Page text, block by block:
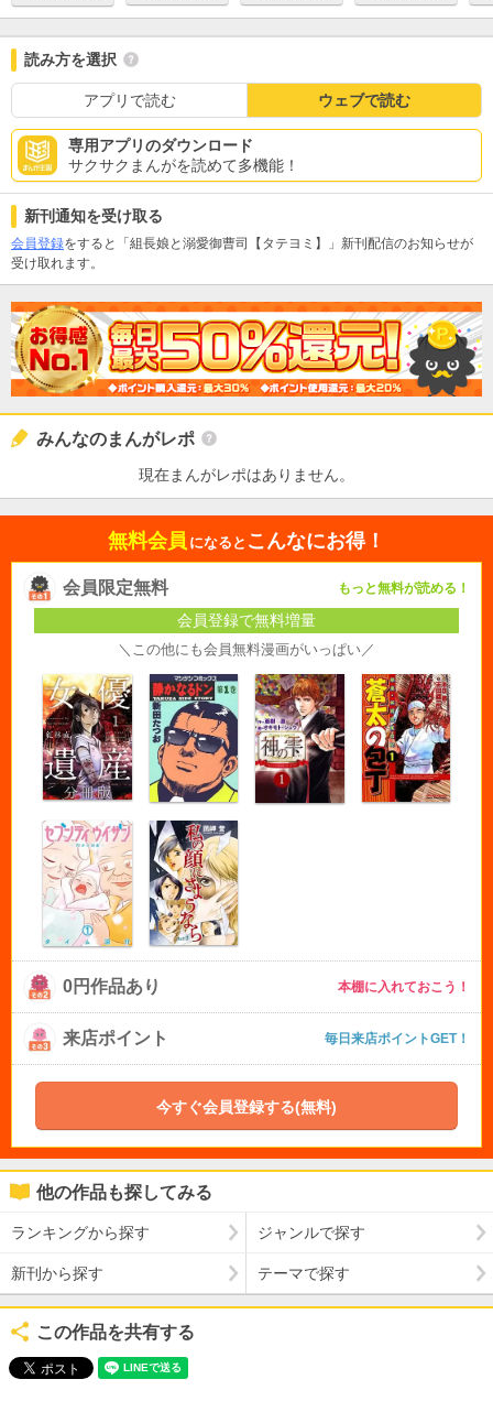
読み方を選択
アプリで読む ウェブで読む
専用アプリのダウンロード
サクサクまんがを読めて多機能！
新刊通知を受け取る
会員登録をすると「組長娘と溺愛御曹司【タテヨミ】」新刊配信のお知らせが
受け取れます。
みんなのまんがレポ
現在まんがレポはありません。
無料会員 になると こんなにお得！
会員限定無料 もっと無料が読める！
会員登録で無料増量
＼この他にも会員無料漫画がいっぱい／
0円作品あり 本棚に入れておこう！
来店ポイント 毎日来店ポイントGET！
今すぐ会員登録する(無料)
他の作品も探してみる
ランキングから探す ジャンルで探す
新刊から探す テーマで探す
この作品を共有する